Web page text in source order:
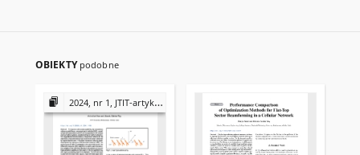
OBIEKTY podobne
2024, nr 1, JTIT-artykuły